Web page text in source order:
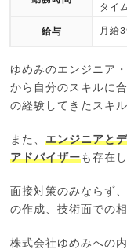
タイ
給与 月給
ゆめみのエンジニア
から自分のスキルに
の経験してきたスキ
また、エンジニアと
アドバイザーも存在
面接対策のみならず
の作成、技術面での
株式会社ゆめみへの